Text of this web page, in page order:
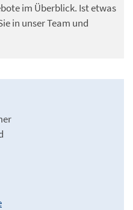
im Überblick. Ist etwas
in unser Team und